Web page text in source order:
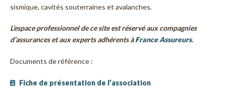
sismique, cavités souterraines et avalanches.
L’espace professionnel de ce site est réservé aux compagnies
d’assurances et aux experts adhérents àFrance Assureurs.
Documents de référence :
Fiche de présentation de l’association